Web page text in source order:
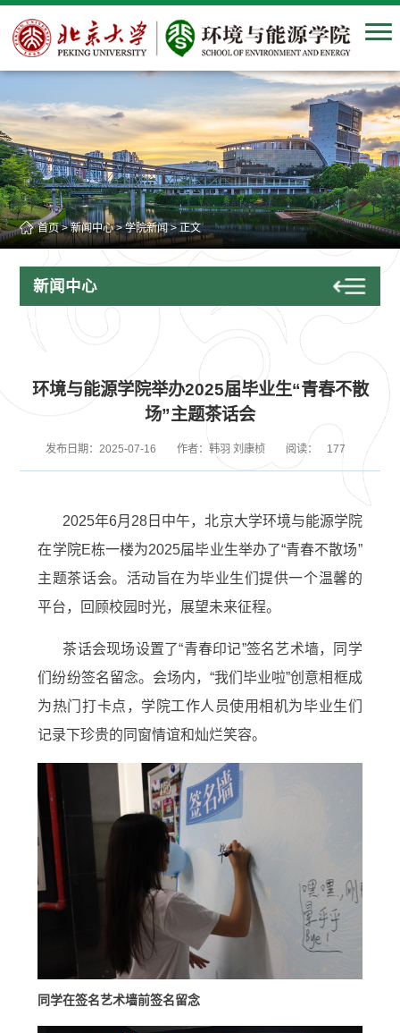
首页>新闻中心>学院新闻> 正文
新闻中心
环境与能源学院举办2025届毕业生“青春不散
场”主题茶话会
发布日期：2025-07-16 作者：韩羽 刘康桢 阅读： 177
2025年6月28日中午，北京大学环境与能源学院
在学院E栋一楼为2025届毕业生举办了“青春不散场”
主题茶话会。活动旨在为毕业生们提供一个温馨的
平台，回顾校园时光，展望未来征程。
茶话会现场设置了“青春印记”签名艺术墙，同学
们纷纷签名留念。会场内，“我们毕业啦”创意相框成
为热门打卡点，学院工作人员使用相机为毕业生们
记录下珍贵的同窗情谊和灿烂笑容。
同学在签名艺术墙前签名留念